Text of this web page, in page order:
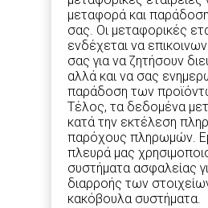
μεταφορά και
σας. Οι μεταφορικές
ενδέχεται να
σας για να ζητήσουν
αλλά και να σας
παράδοση των
Τέλος, τα δεδομένα
κατά την εκτέλεση
παρόχους πληρωμών.
πλευρά μας
συστήματα ασφαλείας
διαρροής των
κακόβουλα συστήματα.